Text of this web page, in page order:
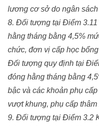
lương cơ sở do ngân
8. Đối tượng tại Điểm
hằng tháng bằng 4,5%
chức, đơn vị cấp học
Đối tượng quy định tại
đóng hằng tháng bằng
bậc và các khoản phụ
vượt khung, phụ cấp
9. Đối tượng tại Điểm 3.2